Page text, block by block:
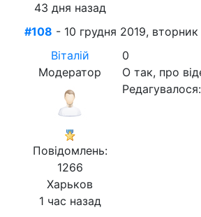
43 дня назад
#108 - 10 грудня 2019, вторник
Віталій
Модератор
Повідомлень:
1266
Харьков
1 час назад
0
О так, про